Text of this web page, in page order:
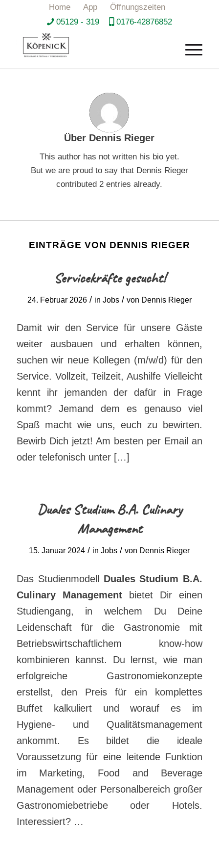
Home App
Öffnungszeiten
05129 - 319
0176-42876852
Über Dennis Rieger
This author has not written his bio yet.
But we are proud to say that Dennis Rieger
contributed 2 entries already.
EINTRÄGE VON DENNIS RIEGER
Servicekräfte gesucht!
24. Februar 2026 / in Jobs / von Dennis Rieger
Damit wir den Service für unsere Gäste
weiter ausbauen und erhalten können,
suchen wir neue Kollegen (m/w/d) für den
Service. Vollzeit, Teilzeit, Aushilfe Vielleicht
kennt ihr jemanden der dafür in Frage
kommt? Jemand dem es genauso viel
Spaß macht wie uns, euch zu bewirten.
Bewirb Dich jetzt! Am besten per Email an
oder telefonisch unter […]
Duales Studium B.A. Culinary
Management
15. Januar 2024 / inJobs / von Dennis Rieger
Das Studienmodell Duales Studium B.A.
Culinary Managementbietet Dir einen
Studiengang, in welchem Du Deine
Leidenschaft für die Gastronomie mit
Betriebswirtschaftlichem know-how
kombinieren kannst. Du lernst, wie man
erfolgreiche Gastronomiekonzepte
erstellst, den Preis für ein komplettes
Buffet kalkuliert und worauf es im
Hygiene- und Qualitätsmanagement
ankommt. Es bildet die ideale
Voraussetzung für eine leitende Funktion
im Marketing, Food and Beverage
Management oder Personalbereich großer
Gastronomiebetriebe oder Hotels.
Interessiert? …